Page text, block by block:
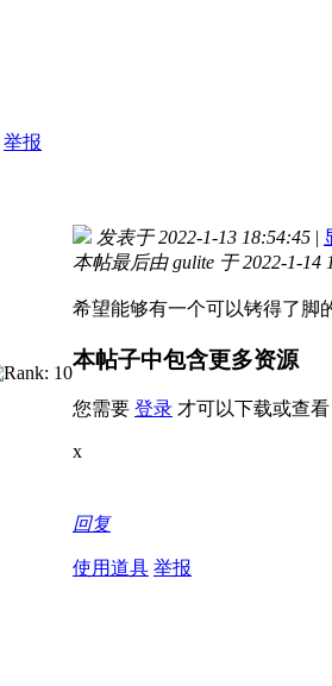
举报
发表于 2022-1-13 18:54:45 |
本帖最后由 gulite 于 2022-1-14
希望能够有一个可以铐得了脚
本帖子中包含更多资源
您需要 登录 才可以下载或查
x
回复
使用道具 举报